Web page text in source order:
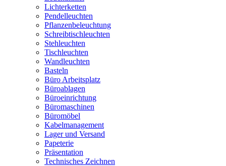
Lichterketten
Pendelleuchten
Pflanzenbeleuchtung
Schreibtischleuchten
Stehleuchten
Tischleuchten
Wandleuchten
Basteln
Büro Arbeitsplatz
Büroablagen
Büroeinrichtung
Büromaschinen
Büromöbel
Kabelmanagement
Lager und Versand
Papeterie
Präsentation
Technisches Zeichnen